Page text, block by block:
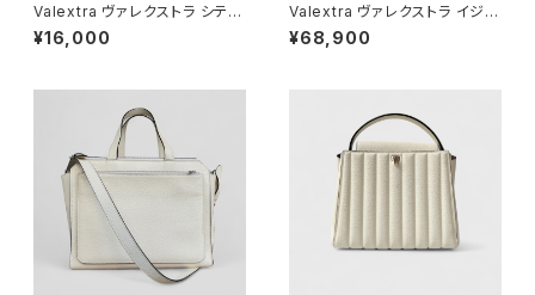
Valextra ヴァレクストラ シティ
パース ホワイト
¥16,000
Valextra ヴァレクストラ イジィ
デ ウォレット ダークグレー ライ
トゴールド SGES0005028LO
¥68,900